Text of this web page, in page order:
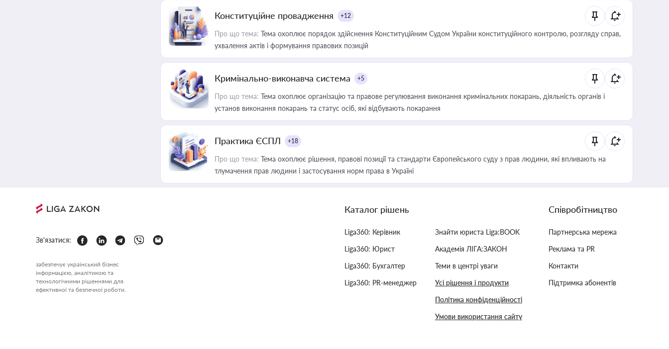
Конституційне провадження +12
Про що тема: Тема охоплює порядок здійснення Конституційним Судом України конституційного контролю, розгляду справ,
ухвалення актів і формування правових позицій
Кримінально-виконавча система +5
Про що тема: Тема охоплює організацію та правове регулювання виконання кримінальних покарань, діяльність органів і
установ виконання покарань та статус осіб, які відбувають покарання
Практика ЄСПЛ +18
Про що тема: Тема охоплює рішення, правові позиції та стандарти Європейського суду з прав людини, які впливають на
тлумачення прав людини і застосування норм права в Україні
Зв'язатися:
забезпечує український бізнес
інформацією, аналітикою та
технологічними рішеннями для
ефективної та безпечної роботи.
Каталог рішень
Liga360: Керівник
Liga360: Юрист
Liga360: Бухгалтер
Liga360: PR-менеджер
Знайти юриста Liga:BOOK
Академія ЛІГА:ЗАКОН
Теми в центрі уваги
Усі рішення і продукти
Політика конфіденційності
Умови використання сайту
Співробітництво
Партнерська мережа
Реклама та PR
Контакти
Підтримка абонентів